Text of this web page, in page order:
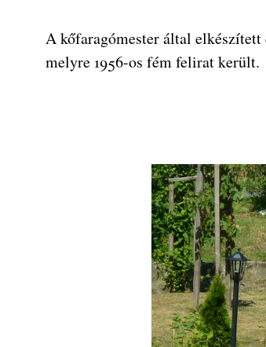
A kőfaragómester által
melyre 1956-os fém felirat került.